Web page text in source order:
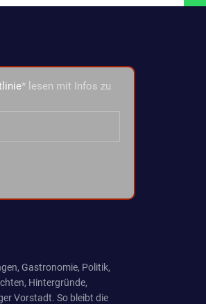
* lesen mit Infos zu
Gastronomie, Politik,
Hintergründe,
Vorstadt. So bleibt die